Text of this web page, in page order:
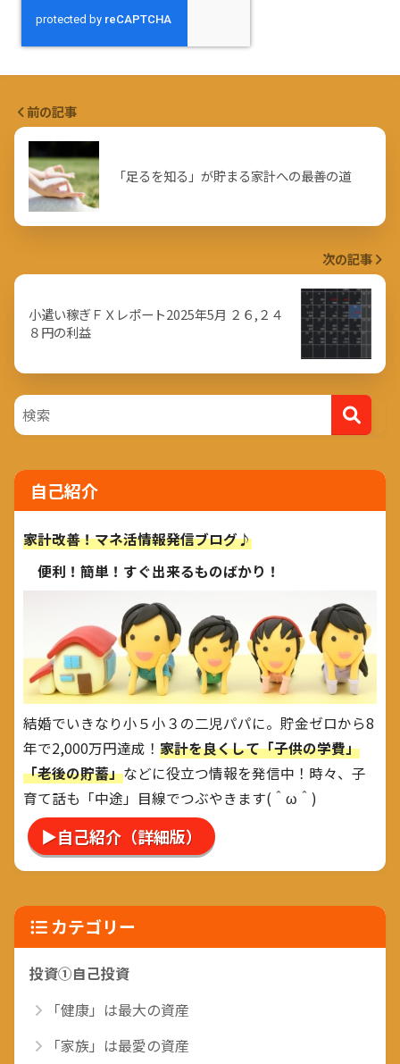
前の記事
「足るを知る」が貯まる家計への最善の道
次の記事
小遣い稼ぎＦＸレポート2025年5月 ２６,２４
８円の利益
自己紹介
家計改善！マネ活情報発信ブログ♪
便利！簡単！すぐ出来るものばかり！
結婚でいきなり小５小３の二児パパに。貯金ゼロから8
年で2,000万円達成！ 家計を良くして「子供の学費」
「老後の貯蓄」などに役立つ情報を発信中！時々、子
育て話も「中途」目線でつぶやきます(＾ω＾)
▶自己紹介（詳細版）
カテゴリー
投資①自己投資
「健康」は最大の資産
「家族」は最愛の資産